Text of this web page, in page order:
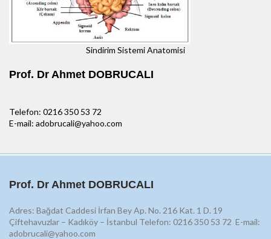
Sindirim Sistemi Anatomisi
Prof. Dr Ahmet DOBRUCALI
Telefon: 0216 350 53 72
E-mail: adobrucali@yahoo.com
Prof. Dr Ahmet DOBRUCALI
Adres: Bağdat Caddesi İrfan Bey Ap. No. 216 Kat. 1 D. 19
Çiftehavuzlar – Kadıköy – İstanbul Telefon: 0216 350 53 72 E-mail:
adobrucali@yahoo.com